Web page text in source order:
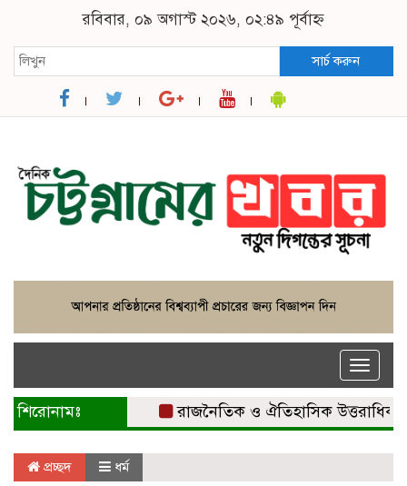
রবিবার, ০৯ অগাস্ট ২০২৬, ০২:৪৯ পূর্বাহ্ন
সার্চ করুন
Toggle
শিরোনামঃ রাজনৈতিক ও ঐতিহাসিক উত্তরাধিকারের
প্রচ্ছদ ধর্ম